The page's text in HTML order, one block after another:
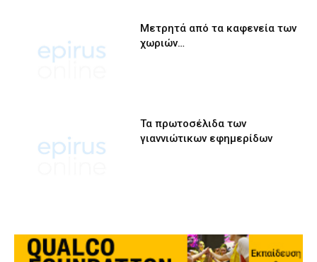
Μετρητά από τα καφενεία των
χωριών…
Τα πρωτοσέλιδα των
γιαννιώτικων εφημερίδων